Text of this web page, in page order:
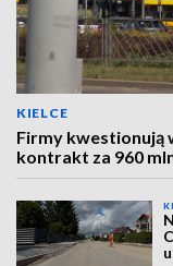
KIELCE
Firmy kwestionują
kontrakt za 960